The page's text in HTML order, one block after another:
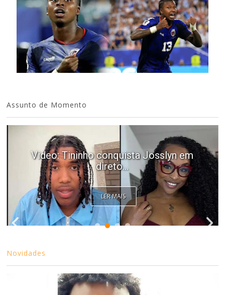
Assunto de Momento
Video: Tininho conquista Josslyn em
direto...
LER MAIS
Novidades